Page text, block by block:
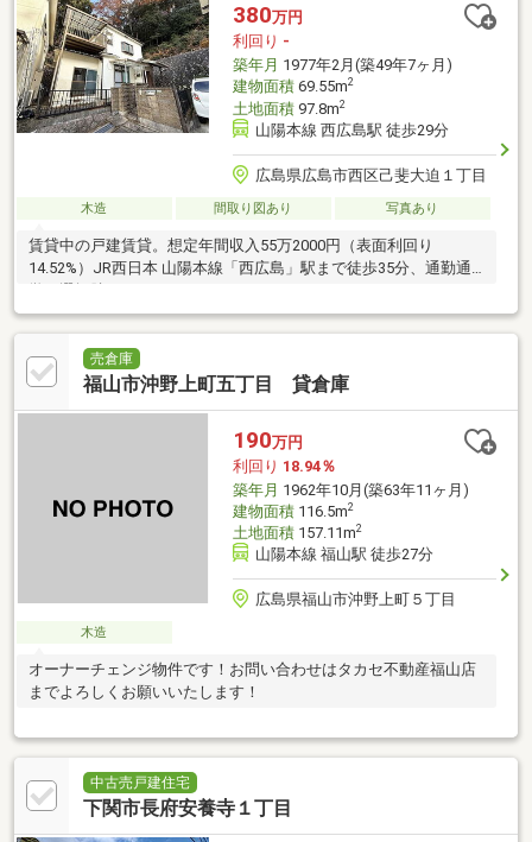
380万円
利回り -
築年月 1977年2月(築49年7ヶ月)
建物面積69.55m2
土地面積97.8m2
山陽本線 西広島駅 徒歩29分
広島県広島市西区己斐大迫１丁目
木造 間取り図あり 写真あり
賃貸中の戸建賃貸。想定年間収入55万2000円（表面利回り
14.52%）JR西日本 山陽本線「西広島」駅まで徒歩35分、通勤通
売倉庫
福山市沖野上町五丁目 貸倉庫
190万円
利回り 18.94％
築年月 1962年10月(築63年11ヶ月)
建物面積116.5m2
土地面積157.11m2
山陽本線 福山駅 徒歩27分
広島県福山市沖野上町５丁目
木造
オーナーチェンジ物件です！お問い合わせはタカセ不動産福山店
までよろしくお願いいたします！
中古売戸建住宅
下関市長府安養寺１丁目